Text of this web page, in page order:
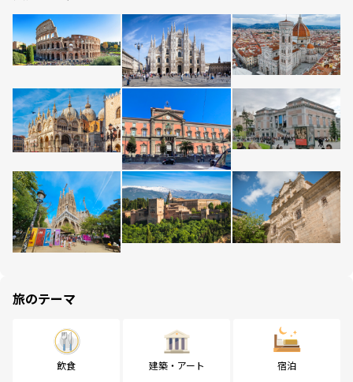
旅のテーマ
飲食 建築・アート 宿泊